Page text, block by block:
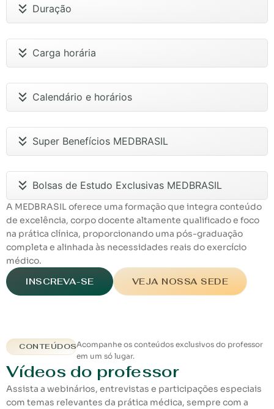
Duração
Carga horária
Calendário e horários
Super Benefícios MEDBRASIL
Bolsas de Estudo Exclusivas MEDBRASIL
A MEDBRASIL oferece uma formação que integra conteúdo
de excelência, corpo docente altamente qualificado e foco
na prática clínica, proporcionando uma pós-graduação
completa e alinhada às necessidades reais do exercício
médico.
INSCREVA-SE
VEJA NOSSA SEDE
CONTEÚDOSAcompanhe os conteúdos exclusivos do professor
em um só lugar.
Vídeos do professor
Assista a webinários, entrevistas e participações especiais
com temas relevantes da prática médica, sempre com a